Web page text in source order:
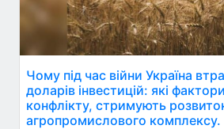
Чому під час війни Україна
доларів інвестицій: які
конфлікту, стримують
агропромислового комплексу.